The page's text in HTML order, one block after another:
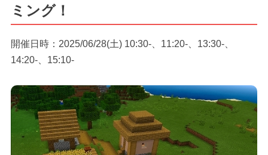
ミング！
開催日時：2025/06/28(土) 10:30-、11:20-、13:30-、
14:20-、15:10-